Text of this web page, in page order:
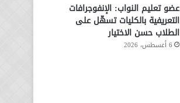
عضو تعليم النواب: الإنفوجرافات
التعريفية بالكليات تسهّل على
الطلاب حسن الاختيار
6 أغسطس، 2026